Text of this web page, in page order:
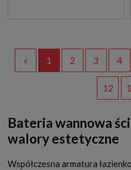
« 1 2 3 4
12
Bateria wannowa
walory estetyczne
Współczesna armatura